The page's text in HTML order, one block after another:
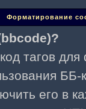
Форматирование
тагов
его в